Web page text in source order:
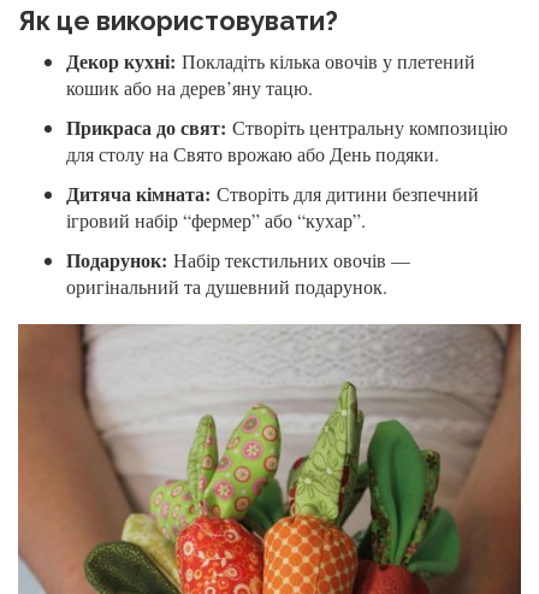
Як це використовувати?
Декор кухні: Покладіть кілька овочів у плетений
кошик або на дерев’яну тацю.
Прикраса до свят: Створіть центральну композицію
для столу на Свято врожаю або День подяки.
Дитяча кімната: Створіть для дитини безпечний
ігровий набір “фермер” або “кухар”.
Подарунок: Набір текстильних овочів —
оригінальний та душевний подарунок.